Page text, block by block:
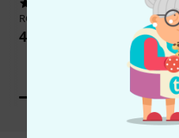
RCF
4 099 kr